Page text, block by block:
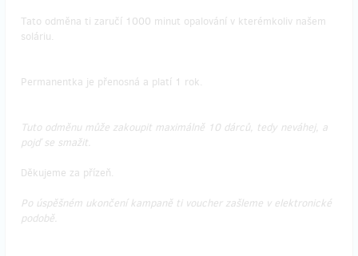
Tato odměna ti zaručí 1000 minut opalování v kterémkoliv našem
soláriu.
Permanentka je přenosná a platí 1 rok.
Tuto odměnu může zakoupit maximálně 10 dárců, tedy neváhej, a
pojď se smažit.
Děkujeme za přízeň.
Po úspěšném ukončení kampaně ti voucher zašleme v elektronické
podobě.